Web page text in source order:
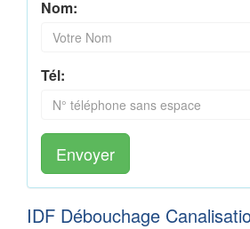
Nom:
Tél:
Envoyer
IDF Débouchage